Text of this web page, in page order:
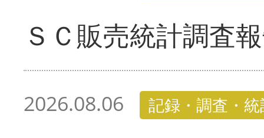
ＳＣ販売統計調査
2026.08.06 記録・調査・